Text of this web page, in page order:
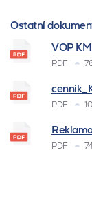
Ostatní
VOP
PDF
PDF
PDF